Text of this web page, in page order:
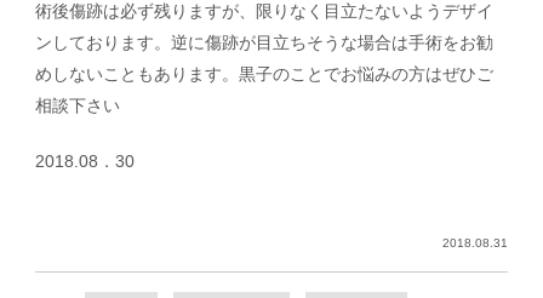
術後傷跡は必ず残りますが、限りなく目立たないようデザイ
ンしております。逆に傷跡が目立ちそうな場合は手術をお勧
めしないこともあります。黒子のことでお悩みの方はぜひご
相談下さい
2018.08．30
2018.08.31